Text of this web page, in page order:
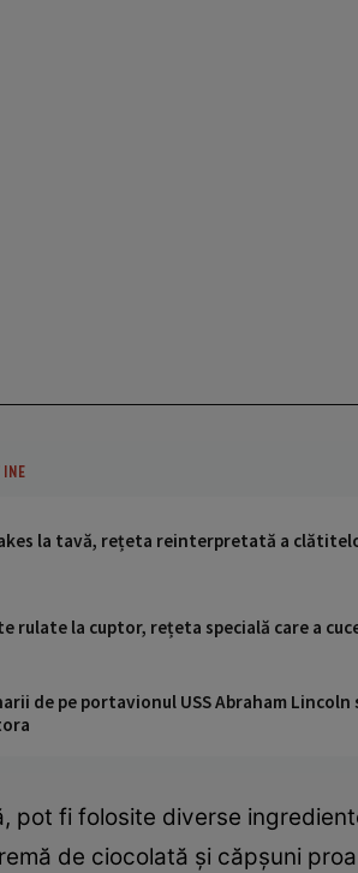
la tavă, rețeta reinterpretată a
rulate la cuptor, rețeta specială care a
de pe portavionul USS Abraham
pot fi folosite diverse
de ciocolată și căpșuni